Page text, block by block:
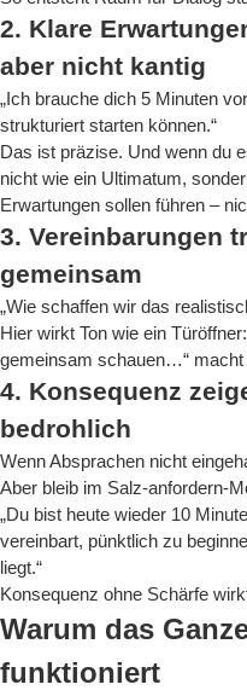
2. Klare
aber nicht kantig
„Ich brauche dich 5 Minuten
strukturiert starten können.“
Das ist präzise. Und wenn du
nicht wie ein Ultimatum,
Erwartungen sollen führen –
3. Vereinbarungen
gemeinsam
„Wie schaffen wir das
Hier wirkt Ton wie ein
gemeinsam schauen…“ macht
4. Konsequenz
bedrohlich
Wenn Absprachen nicht
Aber bleib im Salz-anfordern-
„Du bist heute wieder 10
vereinbart, pünktlich zu
liegt.“
Konsequenz ohne Schärfe
Warum das
funktioniert